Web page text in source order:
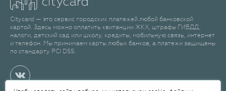
Citycard — это сервис городских платежей любой банковской
картой. Здесь можно оплатить квитанции ЖКХ, штрафы ГИБДД,
налоги, детский сад или школу, кредиты, мобильную связь, интернет
и телефон. Мы принимаем карты любых банков, а платежи защищены
по стандарту PCI DSS.